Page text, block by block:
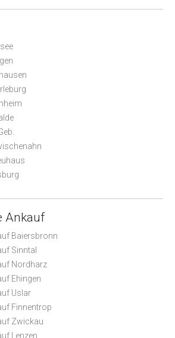
Ankauf
Baiersbronn
Sinntal
Nordharz
Ehingen
Uslar
Finnentrop
Zwickau
Lenzen